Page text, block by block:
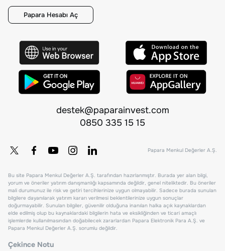
Papara Hesabı Aç
destek@paparainvest.com
0850 335 15 15
Papara Menkul Değerler A.Ş.
Bu site Papara Menkul Değerler A.Ş. tarafından hazırlanmıştır. Burada yer alan bilgi,
yorum ve öneriler yatırım danışmanlığı kapsamında değildir, genel niteliktedir. Bu öneriler
mali durumunuz ile risk ve getiri tercihlerinize uygun olmayabilir. Sadece burada sunulan
bilgilere dayanılarak yatırım kararı verilmesi beklentilerinize uygun sonuçlar
doğurmayabilir. Sunulan bilgiler, güvenilir olduğuna inanılan halka açık kaynaklardan
elde edilmiş olup bu kaynaklardaki bilgilerin hata ve eksikliğinden ve ticari amaçlı
işlemlerde kullanılmasından doğabilecek zararlardan Papara Elektronik Para A.Ş. ve
Papara Menkul Değerler A.Ş. sorumlu değildir.
Çekince Notu